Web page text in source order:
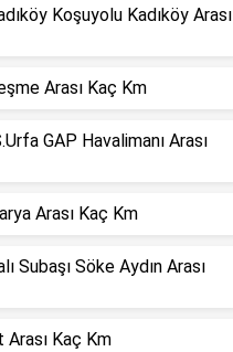
Koşuyolu Kadıköy Arası
Arası Kaç Km
GAP Havalimanı Arası
Arası Kaç Km
Subaşı Söke Aydın Arası
Arası Kaç Km